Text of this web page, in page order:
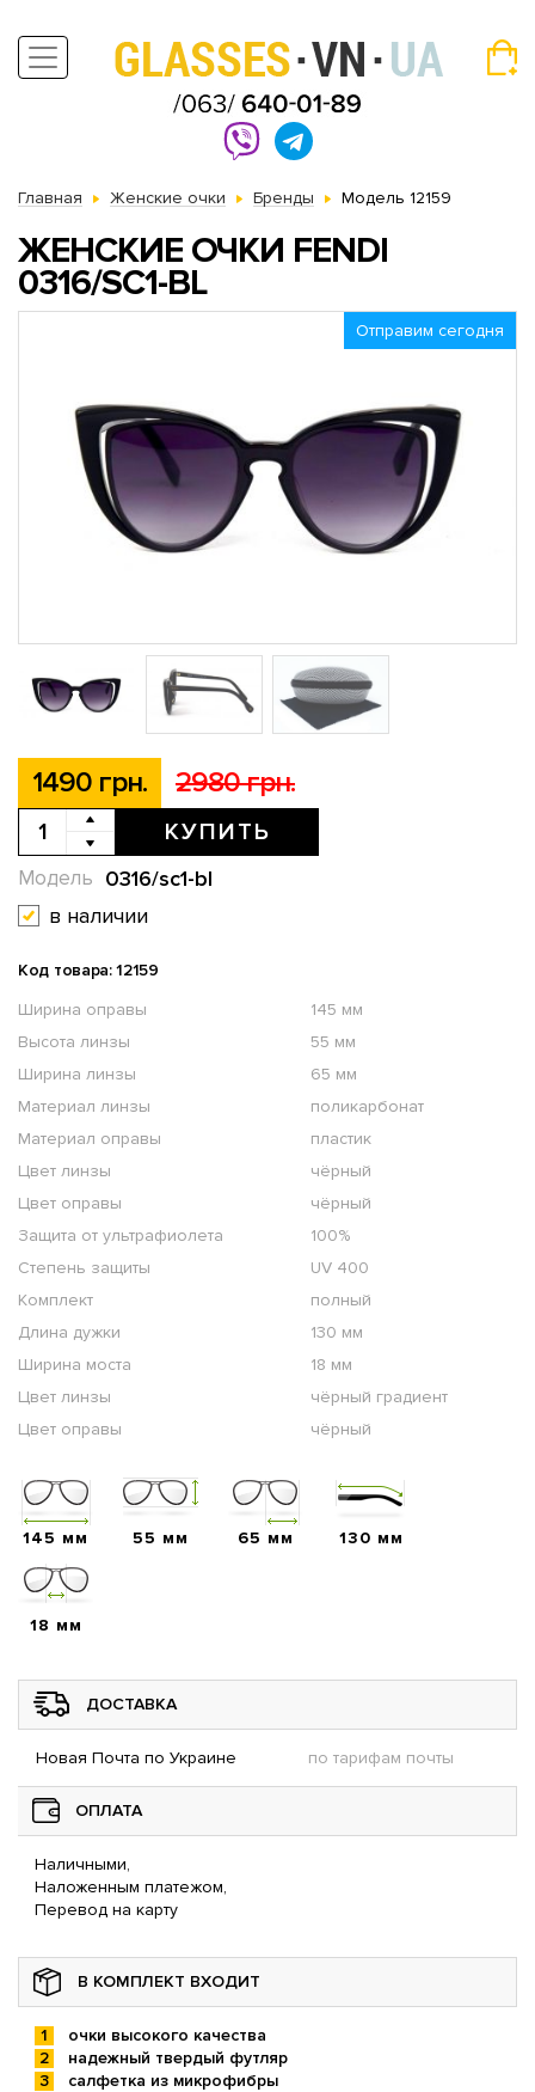
Главная Женские очки Бренды Модель 12159
ЖЕНСКИЕ ОЧКИ FENDI
0316/SC1-BL
Отправим сегодня
1490 грн. 2980 грн.
КУПИТЬ
0316/sc1-bl
Модель
в наличии
Код товара: 12159
Ширина оправы
145 мм
Высота линзы
55 мм
Ширина линзы
65 мм
Материал линзы
поликарбонат
Материал оправы
пластик
Цвет линзы
чёрный
Цвет оправы
чёрный
Защита от ультрафиолета
100%
Степень защиты
UV 400
Комплект
полный
Длина дужки
130 мм
Ширина моста
18 мм
Цвет линзы
чёрный градиент
Цвет оправы
чёрный
145 мм 55 мм 65 мм 130 мм
18 мм
ДОСТАВКА
Новая Почта по Украине по тарифам почты
ОПЛАТА
Наличными,
Наложенным платежом,
Перевод на карту
В КОМПЛЕКТ ВХОДИТ
очки высокого качества
надежный твердый футляр
салфетка из микрофибры